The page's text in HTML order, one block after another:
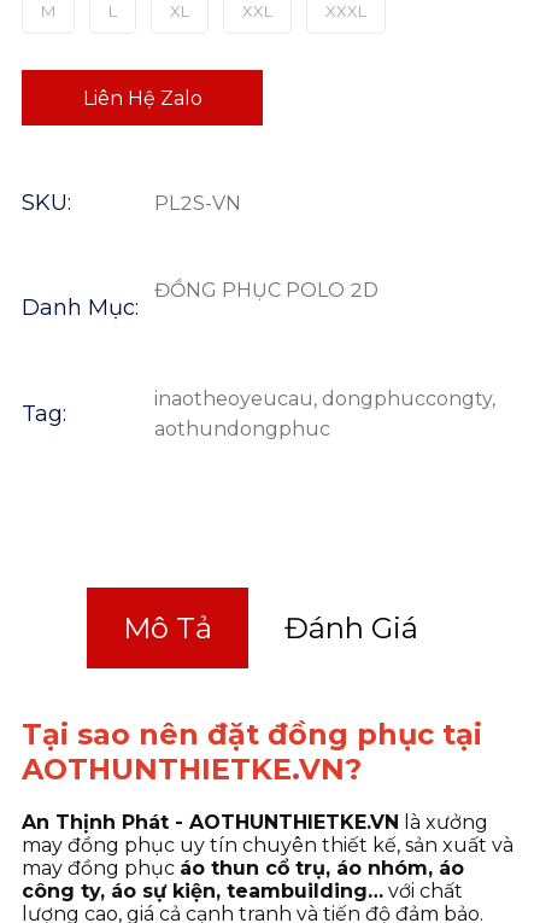
Liên Hệ Zalo
SKU: PL2S-VN
Danh Mục:
ĐỒNG PHỤC POLO 2D
Tag:
inaotheoyeucau, dongphuccongty,
aothundongphuc
M L XL XXL XXXL
Mô Tả Đánh Giá
Tại sao nên đặt đồng phục tại
AOTHUNTHIETKE.VN?
An Thịnh Phát - AOTHUNTHIETKE.VN là xưởng
may đồng phục uy tín chuyên thiết kế, sản xuất và
may đồng phục áo thun cổ trụ, áo nhóm, áo
công ty, áo sự kiện, teambuilding… với chất
lượng cao, giá cả cạnh tranh và tiến độ đảm bảo.